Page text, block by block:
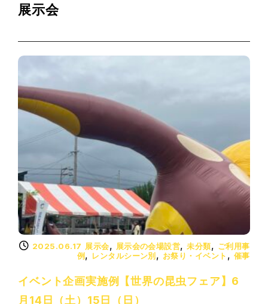
展示会
2025.06.17 展示会, 展示会の会場設営,未分類, ご利用事
例, レンタルシーン別, お祭り・イベント , 催事
イベント企画実施例【世界の昆虫フェア】6
月14日（土）15日（日）